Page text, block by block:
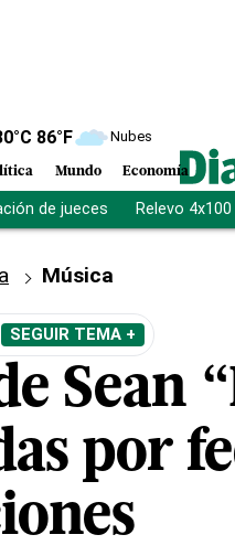
°C 86°F Nubes
Mundo Economía
de jueces Relevo 4x100
Música
SEGUIR TEMA +
Sean
por